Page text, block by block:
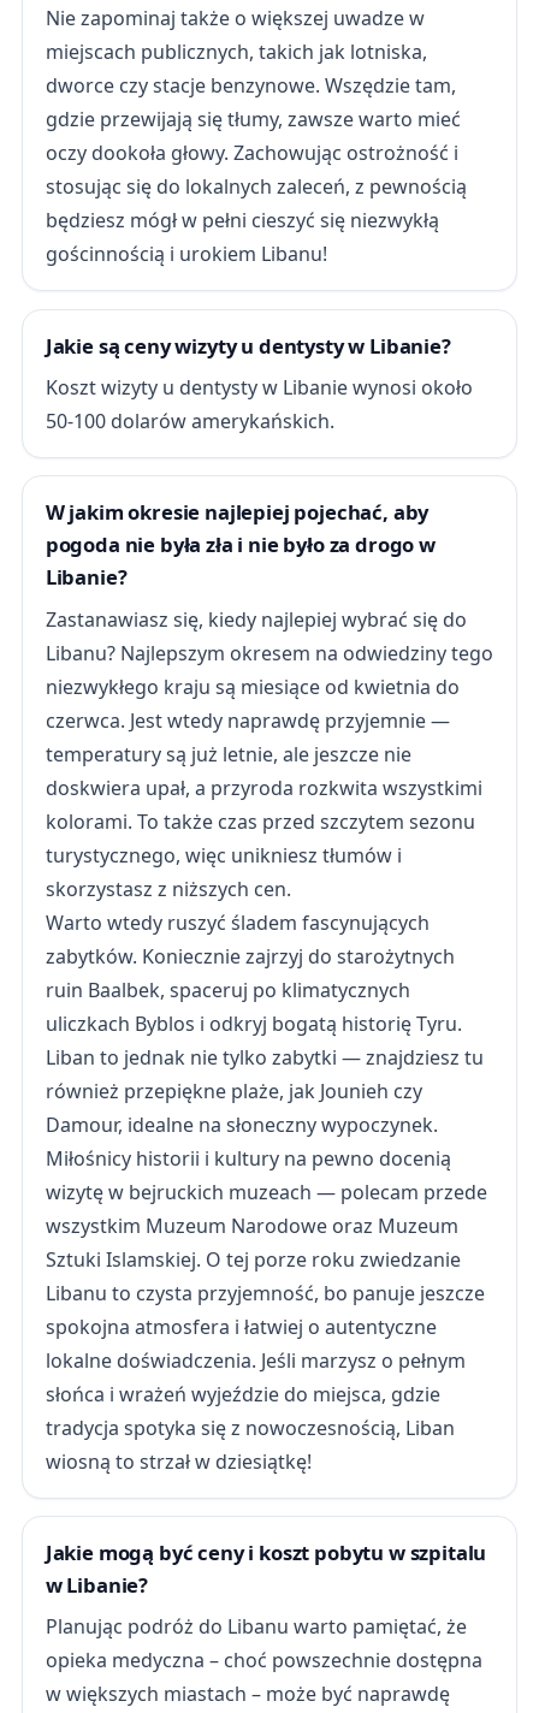
Nie zapominaj także o większej uwadze w
miejscach publicznych, takich jak lotniska,
dworce czy stacje benzynowe. Wszędzie tam,
gdzie przewijają się tłumy, zawsze warto mieć
oczy dookoła głowy. Zachowując ostrożność i
stosując się do lokalnych zaleceń, z pewnością
będziesz mógł w pełni cieszyć się niezwykłą
gościnnością i urokiem Libanu!
Jakie są ceny wizyty u dentysty w Libanie?
Koszt wizyty u dentysty w Libanie wynosi około
50-100 dolarów amerykańskich.
W jakim okresie najlepiej pojechać, aby
pogoda nie była zła i nie było za drogo w
Libanie?
Zastanawiasz się, kiedy najlepiej wybrać się do
Libanu? Najlepszym okresem na odwiedziny tego
niezwykłego kraju są miesiące od kwietnia do
czerwca. Jest wtedy naprawdę przyjemnie —
temperatury są już letnie, ale jeszcze nie
doskwiera upał, a przyroda rozkwita wszystkimi
kolorami. To także czas przed szczytem sezonu
turystycznego, więc unikniesz tłumów i
skorzystasz z niższych cen.
Warto wtedy ruszyć śladem fascynujących
zabytków. Koniecznie zajrzyj do starożytnych
ruin Baalbek, spaceruj po klimatycznych
uliczkach Byblos i odkryj bogatą historię Tyru.
Liban to jednak nie tylko zabytki — znajdziesz tu
również przepiękne plaże, jak Jounieh czy
Damour, idealne na słoneczny wypoczynek.
Miłośnicy historii i kultury na pewno docenią
wizytę w bejruckich muzeach — polecam przede
wszystkim Muzeum Narodowe oraz Muzeum
Sztuki Islamskiej. O tej porze roku zwiedzanie
Libanu to czysta przyjemność, bo panuje jeszcze
spokojna atmosfera i łatwiej o autentyczne
lokalne doświadczenia. Jeśli marzysz o pełnym
słońca i wrażeń wyjeździe do miejsca, gdzie
tradycja spotyka się z nowoczesnością, Liban
wiosną to strzał w dziesiątkę!
Jakie mogą być ceny i koszt pobytu w szpitalu
w Libanie?
Planując podróż do Libanu warto pamiętać, że
opieka medyczna – choć powszechnie dostępna
w większych miastach – może być naprawdę